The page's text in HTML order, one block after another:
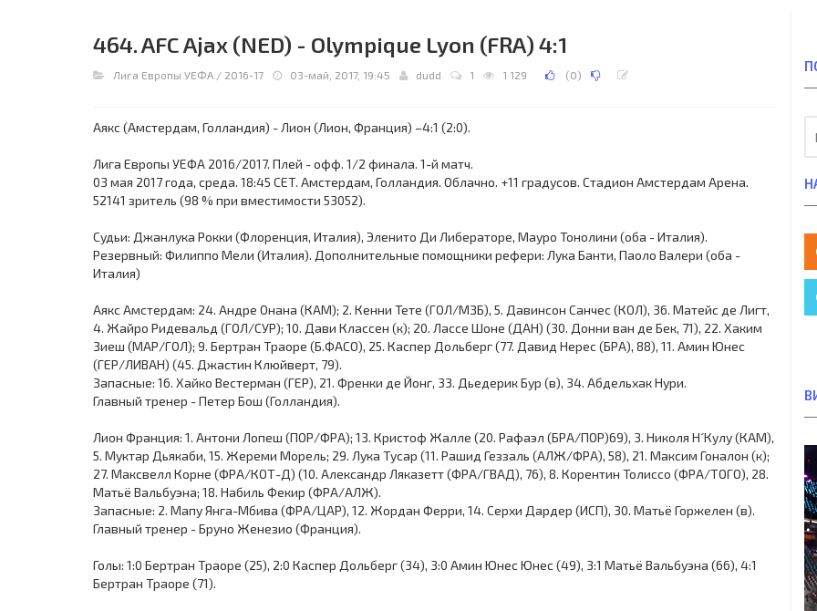
464. AFC Ajax (NED) - Olympique Lyon (FRA) 4:1
Лига Европы УЕФА / 2016-17 03-май, 2017, 19:45 dudd 1 1 129 (0)
Аякс (Амстердам, Голландия) - Лион (Лион, Франция) –4:1 (2:0).
Лига Европы УЕФА 2016/2017. Плей - офф. 1/2 финала. 1-й матч.
03 мая 2017 года, среда. 18:45 CET. Амстердам, Голландия. Облачно. +11 градусов. Стадион Амстердам Арена.
52141 зритель (98 % при вместимости 53052).
Судьи: Джанлука Рокки (Флоренция, Италия), Эленито Ди Либераторе, Мауро Тонолини (оба - Италия).
Резервный: Филиппо Мели (Италия). Дополнительные помощники рефери: Лука Банти, Паоло Валери (оба -
Италия)
Аякс Амстердам: 24. Андре Онана (КАМ); 2. Кенни Тете (ГОЛ/МЗБ), 5. Давинсон Санчес (КОЛ), 36. Матейс де Лигт,
4. Жайро Ридевальд (ГОЛ/СУР); 10. Дави Классен (к); 20. Лассе Шоне (ДАН) (30. Донни ван де Бек, 71), 22. Хаким
Зиеш (МАР/ГОЛ); 9. Бертран Траоре (Б.ФАСО), 25. Каспер Дольберг (77. Давид Нерес (БРА), 88), 11. Амин Юнес
(ГЕР/ЛИВАН) (45. Джастин Клюйверт, 79).
Запасные: 16. Хайко Вестерман (ГЕР), 21. Френки де Йонг, 33. Дьедерик Бур (в), 34. Абдельхак Нури.
Главный тренер - Петер Бош (Голландия).
Лион Франция: 1. Антони Лопеш (ПОР/ФРА); 13. Кристоф Жалле (20. Рафаэл (БРА/ПОР)69), 3. Николя Н´Кулу (КАМ),
5. Муктар Дьякаби, 15. Жереми Морель; 29. Лука Тусар (11. Рашид Геззаль (АЛЖ/ФРА), 58), 21. Максим Гоналон (к);
27. Максвелл Корне (ФРА/КОТ-Д) (10. Александр Ляказетт (ФРА/ГВАД), 76), 8. Корентин Толиссо (ФРА/ТОГО), 28.
Матьё Вальбуэна; 18. Набиль Фекир (ФРА/АЛЖ).
Запасные: 2. Мапу Янга-Мбива (ФРА/ЦАР), 12. Жордан Ферри, 14. Серхи Дардер (ИСП), 30. Матьё Горжелен (в).
Главный тренер - Бруно Женезио (Франция).
Голы: 1:0 Бертран Траоре (25), 2:0 Каспер Дольберг (34), 3:0 Амин Юнес Юнес (49), 3:1 Матьё Вальбуэна (66), 4:1
Бертран Траоре (71).